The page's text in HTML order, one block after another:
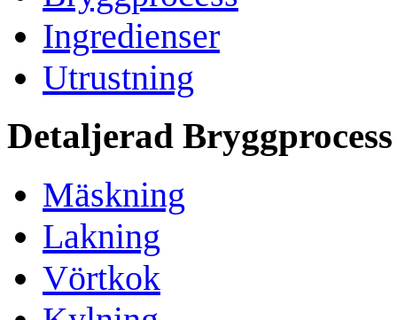
Ingredienser
Utrustning
Detaljerad Bryggprocess
Mäskning
Lakning
Vörtkok